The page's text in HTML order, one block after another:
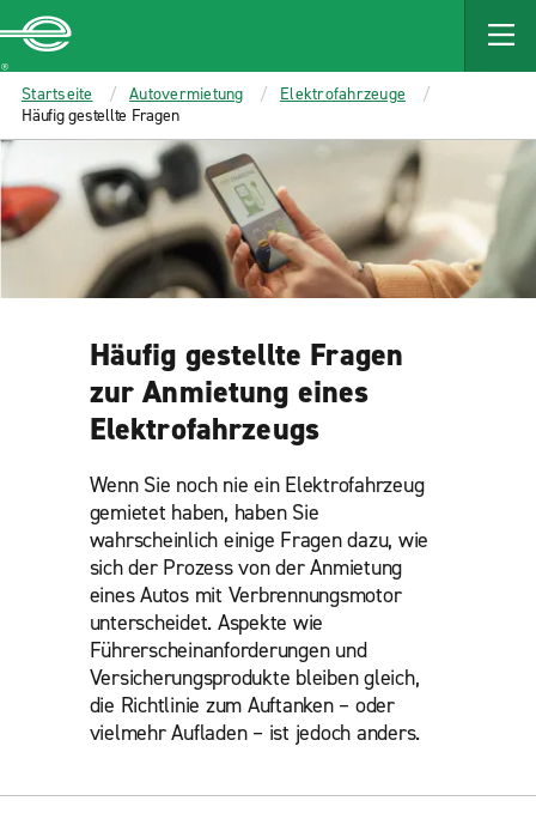
MAIN
CONTENT
Enterprise
Startseite Autovermietung
Elektrofahrzeuge
Häufig gestellte Fragen
Häufig gestellte Fragen
zur Anmietung eines
Elektrofahrzeugs
Wenn Sie noch nie ein Elektrofahrzeug
gemietet haben, haben Sie
wahrscheinlich einige Fragen dazu, wie
sich der Prozess von der Anmietung
eines Autos mit Verbrennungsmotor
unterscheidet. Aspekte wie
Führerscheinanforderungen und
Versicherungsprodukte bleiben gleich,
die Richtlinie zum Auftanken – oder
vielmehr Aufladen – ist jedoch anders.